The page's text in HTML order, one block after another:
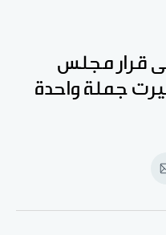
قرار مجلس
جملة واحدة